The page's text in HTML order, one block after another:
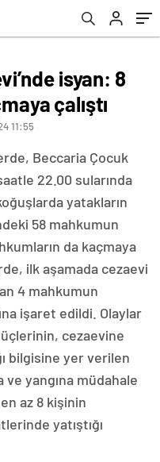
isyan: 8
çalıştı
11:55
Beccaria Çocuk
22.00 sularında
yatakların
58 mahkumun
da kaçmaya
ilk aşamada cezaevi
4 mahkumun
işaret edildi. Olaylar
cezaevine
bilgisine yer verilen
yangına müdahale
az 8 kişinin
yatıştığı